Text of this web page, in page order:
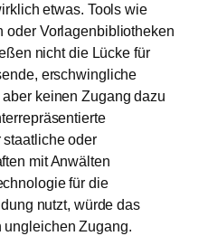
etwas. Tools wie
oder Vorlagenbibliotheken
nicht die Lücke für
erschwingliche
keinen Zugang dazu
oder
mit Anwälten
für die
nutzt, würde das
ungleichen Zugang.